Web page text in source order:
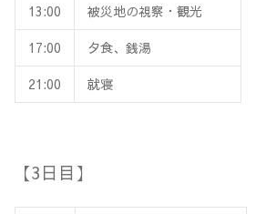
13:00
被災地の視察・観光
17:00
夕食、銭湯
21:00
就寝
【3日目】